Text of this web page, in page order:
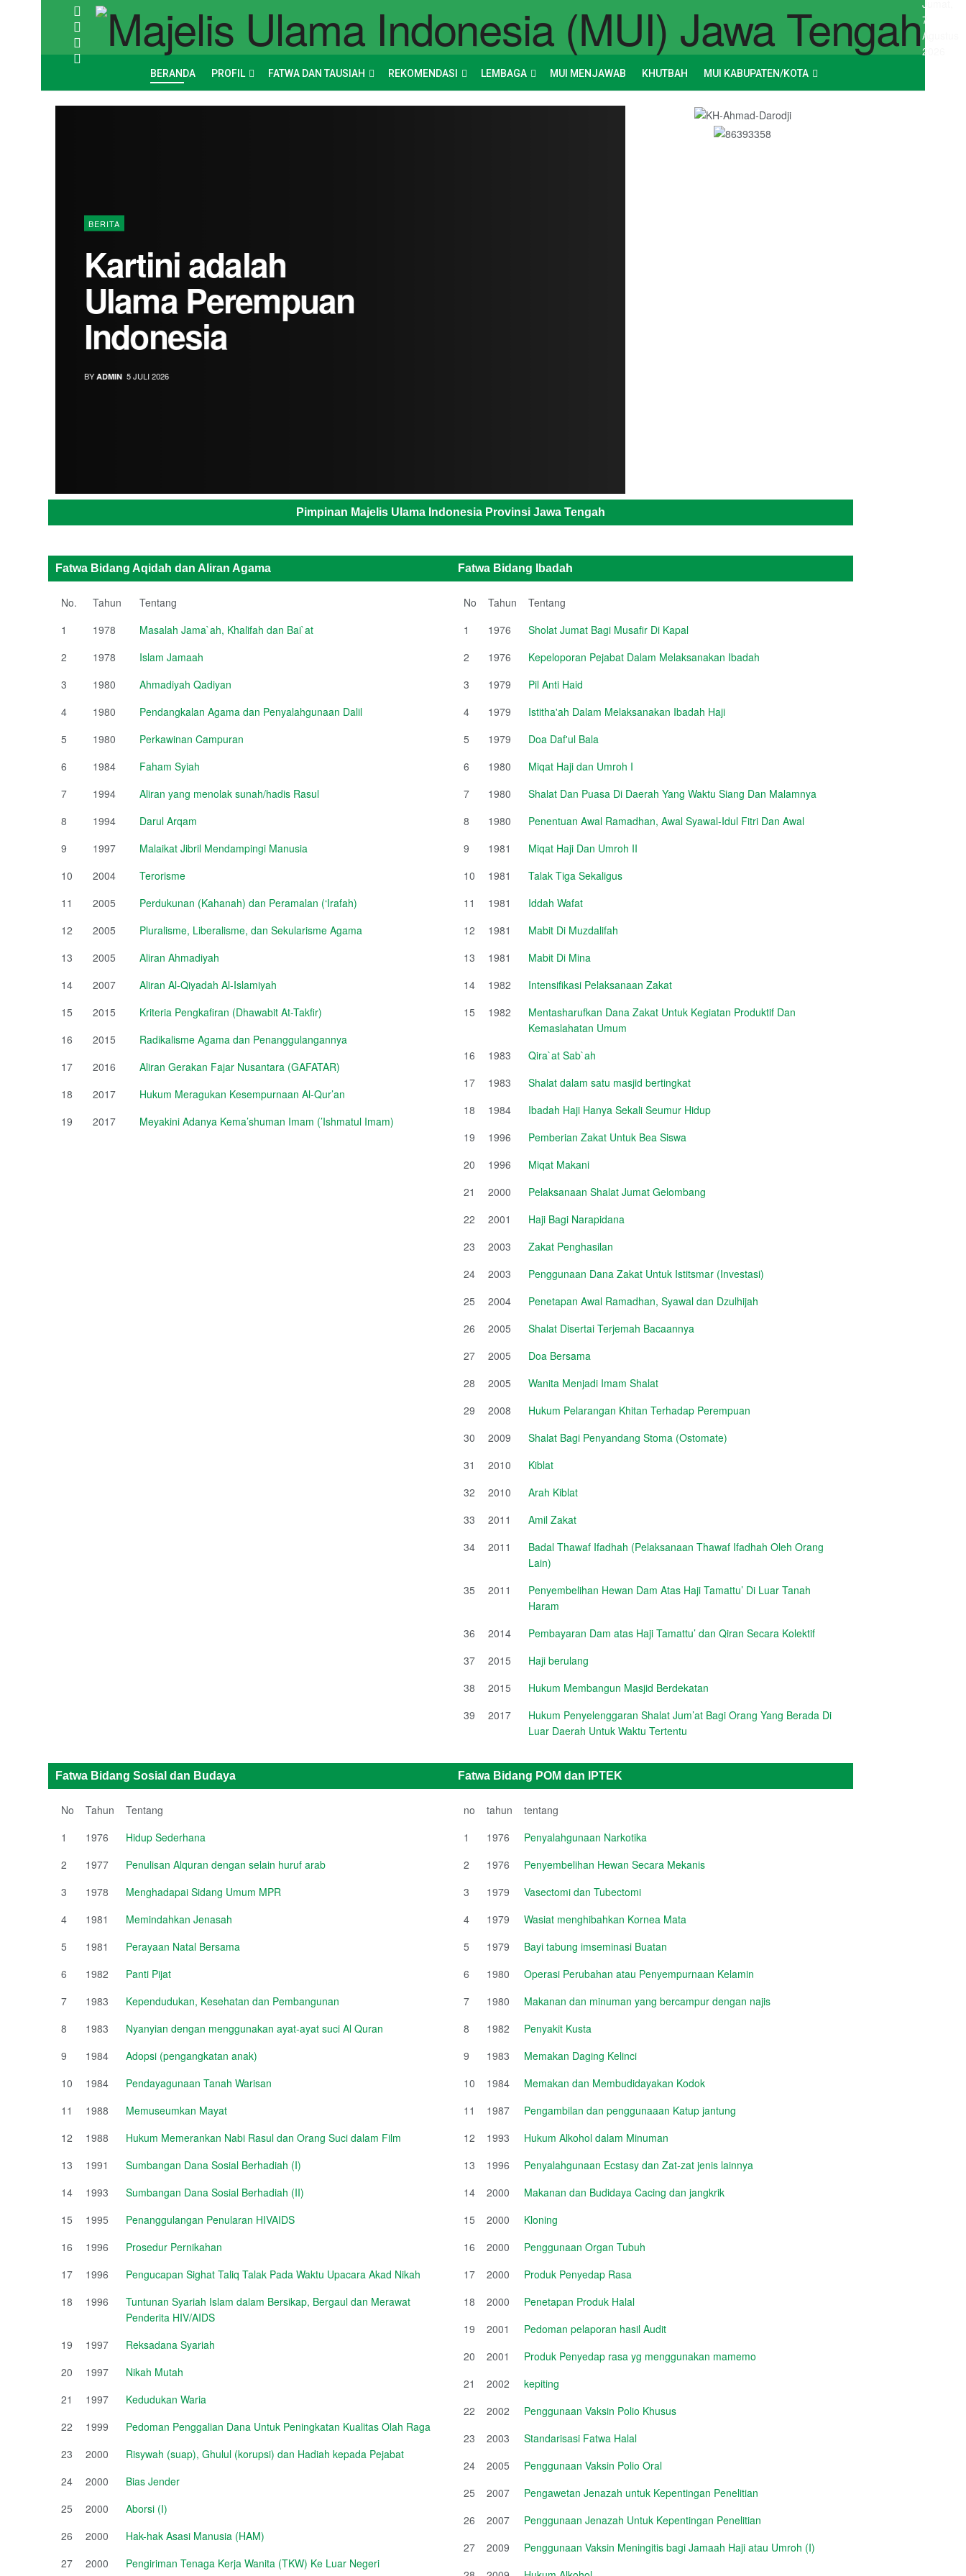
Jumat,
7
Agustus
2026
BERANDA PROFIL FATWA DAN TAUSIAH REKOMENDASI LEMBAGA MUI MENJAWAB KHUTBAH MUI KABUPATEN/KOTA
BERITA
Kartini adalah
Ulama Perempuan
Indonesia
BYADMIN 5 JULI 2026
Pimpinan Majelis Ulama Indonesia Provinsi Jawa Tengah
Fatwa Bidang Aqidah dan Aliran Agama Fatwa Bidang Ibadah
No. Tahun
Tentang
1
1978
Masalah Jama`ah, Khalifah dan Bai`at
2
1978
Islam Jamaah
3
1980
Ahmadiyah Qadiyan
4
1980
Pendangkalan Agama dan Penyalahgunaan Dalil
5
1980
Perkawinan Campuran
6
1984
Faham Syiah
7
1994
Aliran yang menolak sunah/hadis Rasul
8
1994
Darul Arqam
9
1997
Malaikat Jibril Mendampingi Manusia
10
2004
Terorisme
11
2005
Perdukunan (Kahanah) dan Peramalan (‘Irafah)
12
2005
Pluralisme, Liberalisme, dan Sekularisme Agama
13
2005
Aliran Ahmadiyah
14
2007
Aliran Al-Qiyadah Al-Islamiyah
15
2015
Kriteria Pengkafiran (Dhawabit At-Takfir)
16
2015
Radikalisme Agama dan Penanggulangannya
17
2016
Aliran Gerakan Fajar Nusantara (GAFATAR)
18
2017
Hukum Meragukan Kesempurnaan Al-Qur’an
19
2017 Meyakini Adanya Kema’shuman Imam (’Ishmatul Imam)
No Tahun
Tentang
1
1976
Sholat Jumat Bagi Musafir Di Kapal
2
1976
Kepeloporan Pejabat Dalam Melaksanakan Ibadah
3
1979
Pil Anti Haid
4
1979
Istitha'ah Dalam Melaksanakan Ibadah Haji
5
1979
Doa Daf'ul Bala
6
1980
Miqat Haji dan Umroh I
7
1980
Shalat Dan Puasa Di Daerah Yang Waktu Siang Dan Malamnya
8
1980
Penentuan Awal Ramadhan, Awal Syawal-Idul Fitri Dan Awal
9
1981
Miqat Haji Dan Umroh II
10
1981
Talak Tiga Sekaligus
11
1981
Iddah Wafat
12
1981
Mabit Di Muzdalifah
13
1981
Mabit Di Mina
14
1982
Intensifikasi Pelaksanaan Zakat
15
1982
Mentasharufkan Dana Zakat Untuk Kegiatan Produktif Dan
Kemaslahatan Umum
16
1983
Qira`at Sab`ah
17
1983
Shalat dalam satu masjid bertingkat
18
1984
Ibadah Haji Hanya Sekali Seumur Hidup
19
1996
Pemberian Zakat Untuk Bea Siswa
20
1996
Miqat Makani
21
2000
Pelaksanaan Shalat Jumat Gelombang
22
2001
Haji Bagi Narapidana
23
2003
Zakat Penghasilan
24
2003
Penggunaan Dana Zakat Untuk Istitsmar (Investasi)
25
2004
Penetapan Awal Ramadhan, Syawal dan Dzulhijah
26
2005
Shalat Disertai Terjemah Bacaannya
27
2005
Doa Bersama
28
2005
Wanita Menjadi Imam Shalat
29
2008
Hukum Pelarangan Khitan Terhadap Perempuan
30
2009
Shalat Bagi Penyandang Stoma (Ostomate)
31
2010
Kiblat
32
2010
Arah Kiblat
33
2011
Amil Zakat
34
2011
Badal Thawaf Ifadhah (Pelaksanaan Thawaf Ifadhah Oleh Orang
Lain)
35
2011
Penyembelihan Hewan Dam Atas Haji Tamattu’ Di Luar Tanah
Haram
36
2014
Pembayaran Dam atas Haji Tamattu’ dan Qiran Secara Kolektif
37
2015
Haji berulang
38
2015
Hukum Membangun Masjid Berdekatan
39
2017
Hukum Penyelenggaran Shalat Jum’at Bagi Orang Yang Berada Di
Luar Daerah Untuk Waktu Tertentu
Fatwa Bidang Sosial dan Budaya Fatwa Bidang POM dan IPTEK
No Tahun
Tentang
1
1976
Hidup Sederhana
2
1977
Penulisan Alquran dengan selain huruf arab
3
1978
Menghadapai Sidang Umum MPR
4
1981
Memindahkan Jenasah
5
1981
Perayaan Natal Bersama
6
1982
Panti Pijat
7
1983
Kependudukan, Kesehatan dan Pembangunan
8
1983
Nyanyian dengan menggunakan ayat-ayat suci Al Quran
9
1984
Adopsi (pengangkatan anak)
10
1984
Pendayagunaan Tanah Warisan
11
1988
Memuseumkan Mayat
12
1988
Hukum Memerankan Nabi Rasul dan Orang Suci dalam Film
13
1991
Sumbangan Dana Sosial Berhadiah (I)
14
1993
Sumbangan Dana Sosial Berhadiah (II)
15
1995
Penanggulangan Penularan HIVAIDS
16
1996
Prosedur Pernikahan
17
1996
Pengucapan Sighat Taliq Talak Pada Waktu Upacara Akad Nikah
18
1996
Tuntunan Syariah Islam dalam Bersikap, Bergaul dan Merawat
Penderita HIV/AIDS
19
1997
Reksadana Syariah
20
1997
Nikah Mutah
21
1997
Kedudukan Waria
22
1999
Pedoman Penggalian Dana Untuk Peningkatan Kualitas Olah Raga
23
2000
Risywah (suap), Ghulul (korupsi) dan Hadiah kepada Pejabat
24
2000
Bias Jender
25
2000
Aborsi (I)
26
2000
Hak-hak Asasi Manusia (HAM)
27
2000 Pengiriman Tenaga Kerja Wanita (TKW) Ke Luar Negeri
no tahun
tentang
1
1976
Penyalahgunaan Narkotika
2
1976
Penyembelihan Hewan Secara Mekanis
3
1979
Vasectomi dan Tubectomi
4
1979
Wasiat menghibahkan Kornea Mata
5
1979
Bayi tabung imseminasi Buatan
6
1980
Operasi Perubahan atau Penyempurnaan Kelamin
7
1980
Makanan dan minuman yang bercampur dengan najis
8
1982
Penyakit Kusta
9
1983
Memakan Daging Kelinci
10
1984
Memakan dan Membudidayakan Kodok
11
1987
Pengambilan dan penggunaaan Katup jantung
12
1993
Hukum Alkohol dalam Minuman
13
1996
Penyalahgunaan Ecstasy dan Zat-zat jenis lainnya
14
2000
Makanan dan Budidaya Cacing dan jangkrik
15
2000
Kloning
16
2000
Penggunaan Organ Tubuh
17
2000
Produk Penyedap Rasa
18
2000
Penetapan Produk Halal
19
2001
Pedoman pelaporan hasil Audit
20
2001
Produk Penyedap rasa yg menggunakan mamemo
21
2002
kepiting
22
2002
Penggunaan Vaksin Polio Khusus
23
2003
Standarisasi Fatwa Halal
24
2005
Penggunaan Vaksin Polio Oral
25
2007
Pengawetan Jenazah untuk Kepentingan Penelitian
26
2007
Penggunaan Jenazah Untuk Kepentingan Penelitian
27
2009
Penggunaan Vaksin Meningitis bagi Jamaah Haji atau Umroh (I)